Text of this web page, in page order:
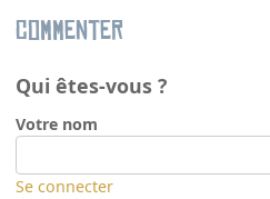
Commenter
Qui êtes-vous ?
Votre nom
Se connecter